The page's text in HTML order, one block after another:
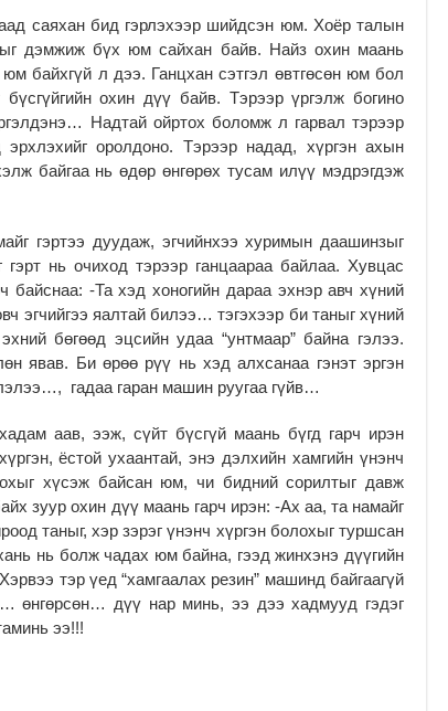
саяхан бид гэрлэхээр шийдсэн юм. Хоёр талын
дэмжиж бүх юм сайхан байв. Найз охин маань
байхгүй л дээ. Ганцхан сэтгэл өвтгөсөн юм бол
охин дүү байв. Тэрээр үргэлж богино
Надтай ойртох боломж л гарвал тэрээр
оролдоно. Тэрээр надад, хүргэн ахын
байгаа нь өдөр өнгөрөх тусам илүү мэдрэгдэж
гэртээ дуудаж, эгчийнхээ хуримын даашинзыг
нь очиход тэрээр ганцаараа байлаа. Хувцас
байснаа: -Та хэд хоногийн дараа эхнэр авч хүний
эгчийгээ яалтай билээ… тэгэхээр би таныг хүний
бөгөөд эцсийн удаа “унтмаар” байна гэлээ.
явав. Би өрөө рүү нь хэд алхсанаа гэнэт эргэн
гадаа гаран машин руугаа гүйв…
аав, ээж, сүйт бүсгүй маань бүгд гарч ирэн
ёстой ухаантай, энэ дэлхийн хамгийн үнэнч
хүсэж байсан юм, чи бидний сорилтыг давж
зуур охин дүү маань гарч ирэн: -Ах аа, та намайг
таныг, хэр зэрэг үнэнч хүргэн болохыг туршсан
нь болж чадах юм байна, гээд жинхэнэ дүүгийн
тэр үед “хамгаалах резин” машинд байгаагүй
өнгөрсөн… дүү нар минь, ээ дээ хадмууд гэдэг
ээ!!!